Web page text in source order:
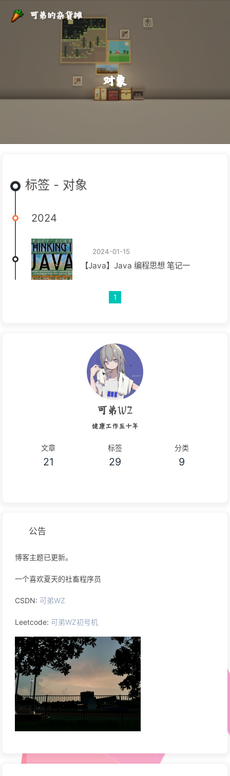
可弟的杂货摊
对象
标签 - 对象
2024
2024-01-15
【Java】Java 编程思想 笔记一
1
可弟WZ
健康工作五十年
文章
21
标签
29
分类
9
公告
博客主题已更新。
一个喜欢夏天的社畜程序员
CSDN: 可弟WZ
Leetcode: 可弟WZ初号机